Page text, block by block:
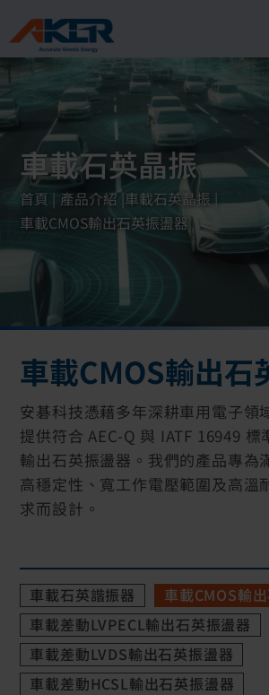
車載石英晶振
首頁 產品介紹 車載石英晶振
車載CMOS輸出石英振盪器
車載CMOS輸出石
安碁科技憑藉多年深耕車用電子領
提供符合 AEC-Q 與 IATF 16949 標
輸出石英振盪器。我們的產品專為
高穩定性、寬工作電壓範圍及高溫
求而設計。
車載石英諧振器
車載CMOS輸
車載差動LVPECL輸出石英振盪器
車載差動LVDS輸出石英振盪器
車載差動HCSL輸出石英振盪器
Cookie管理面板